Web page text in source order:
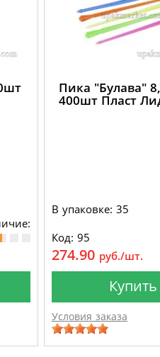
И ЗИПЛОКИ ( ZIP
ПАКЕТЫ
ПАКЕТЫ
ПРОДУКЦИЯ
ЛЕНТЫ
БЕЛЬЯ
И ЧИСТКИ
Пика "Булава"
400шт Пласт
В упаковке: 35
Код: 95
274.90 руб./шт.
Купить
Условия заказа